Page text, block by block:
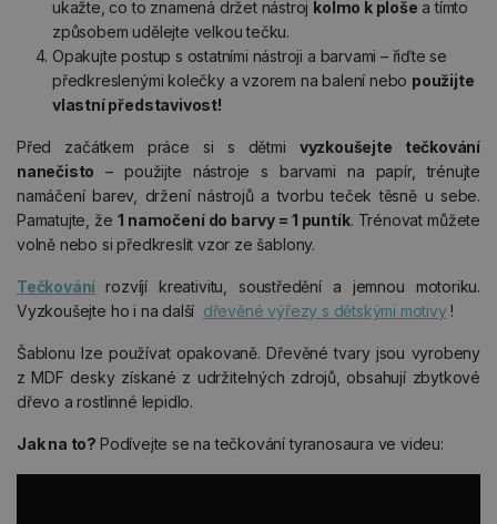
ukažte, co to znamená držet nástroj kolmo k ploše a tímto
způsobem udělejte velkou tečku.
Opakujte postup s ostatními nástroji a barvami – řiďte se
předkreslenými kolečky a vzorem na balení nebo použijte
vlastní představivost!
Před začátkem práce si s dětmi vyzkoušejte tečkování
nanečisto – použijte nástroje s barvami na papír, trénujte
namáčení barev, držení nástrojů a tvorbu teček těsně u sebe.
Pamatujte, že1 namočení do barvy = 1 puntík. Trénovat můžete
volně nebo si předkreslit vzor ze šablony.
Tečkování rozvíjí kreativitu, soustředění a jemnou motoriku.
Vyzkoušejte ho i na další dřevěné výřezy s dětskými motivy!
Šablonu lze používat opakovaně. Dřevěné tvary jsou vyrobeny
z MDF desky získané z udržitelných zdrojů, obsahují zbytkové
dřevo a rostlinné lepidlo.
Jak na to? Podívejte se na tečkování tyranosaura ve videu: